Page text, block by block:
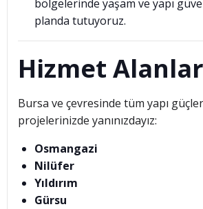
bölgelerinde yaşam ve yapı
planda tutuyoruz.
Hizmet
Bursa ve çevresinde tüm yapı
projelerinizde yanınızdayız:
Osmangazi
Nilüfer
Yıldırım
Gürsu